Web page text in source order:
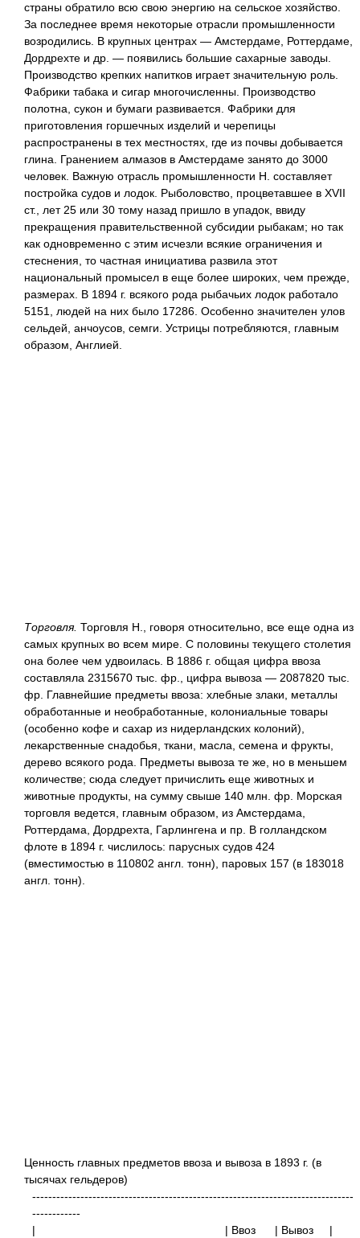
страны обратило всю свою энергию на сельское хозяйство.
За последнее время некоторые отрасли промышленности
возродились. В крупных центрах — Амстердаме, Роттердаме,
Дордрехте и др. — появились большие сахарные заводы.
Производство крепких напитков играет значительную роль.
Фабрики табака и сигар многочисленны. Производство
полотна, сукон и бумаги развивается. Фабрики для
приготовления горшечных изделий и черепицы
распространены в тех местностях, где из почвы добывается
глина. Гранением алмазов в Амстердаме занято до 3000
человек. Важную отрасль промышленности Н. составляет
постройка судов и лодок. Рыболовство, процветавшее в XVII
ст., лет 25 или 30 тому назад пришло в упадок, ввиду
прекращения правительственной субсидии рыбакам; но так
как одновременно с этим исчезли всякие ограничения и
стеснения, то частная инициатива развила этот
национальный промысел в еще более широких, чем прежде,
размерах. В 1894 г. всякого рода рыбачьих лодок работало
5151, людей на них было 17286. Особенно значителен улов
сельдей, анчоусов, семги. Устрицы потребляются, главным
образом, Англией.
Торговля. Торговля Н., говоря относительно, все еще одна из
самых крупных во всем мире. С половины текущего столетия
она более чем удвоилась. В 1886 г. общая цифра ввоза
составляла 2315670 тыс. фр., цифра вывоза — 2087820 тыс.
фр. Главнейшие предметы ввоза: хлебные злаки, металлы
обработанные и необработанные, колониальные товары
(особенно кофе и сахар из нидерландских колоний),
лекарственные снадобья, ткани, масла, семена и фрукты,
дерево всякого рода. Предметы вывоза те же, но в меньшем
количестве; сюда следует причислить еще животных и
животные продукты, на сумму свыше 140 млн. фр. Морская
торговля ведется, главным образом, из Амстердама,
Роттердама, Дордрехта, Гарлингена и пр. В голландском
флоте в 1894 г. числилось: парусных судов 424
(вместимостью в 110802 англ. тонн), паровых 157 (в 183018
англ. тонн).
Ценность главных предметов ввоза и вывоза в 1893 г. (в
тысячах гельдеров)
--------------------------------------------------------------------------------
------------
| | Ввоз
| Вывоз |